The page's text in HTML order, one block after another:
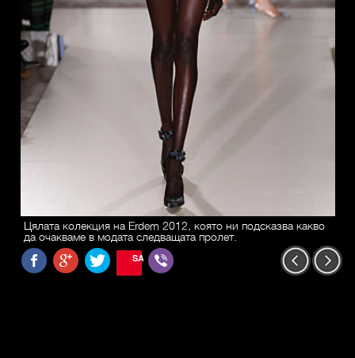
Цялата колекция на Erdem 2012, която ни подсказва какво
да очакваме в модата следващата пролет.
SAVE